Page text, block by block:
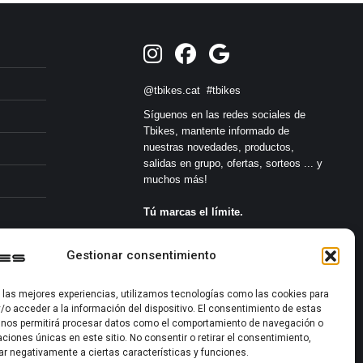
Gestionar consentimiento
las mejores experiencias, utilizamos tecnologías como las cookies para
o acceder a la información del dispositivo. El consentimiento de estas
permitirá procesar datos como el comportamiento de navegación o
únicas en este sitio. No consentir o retirar el consentimiento,
negativamente a ciertas características y funciones.
@tbikes.cat #tbikes
Síguenos en las redes sociales de
Tbikes, mantente informado de
nuestras novedades, productos,
salidas en grupo, ofertas, sorteos ... y
muchos más!
Tú marcas el límite.
2022-2026 ©